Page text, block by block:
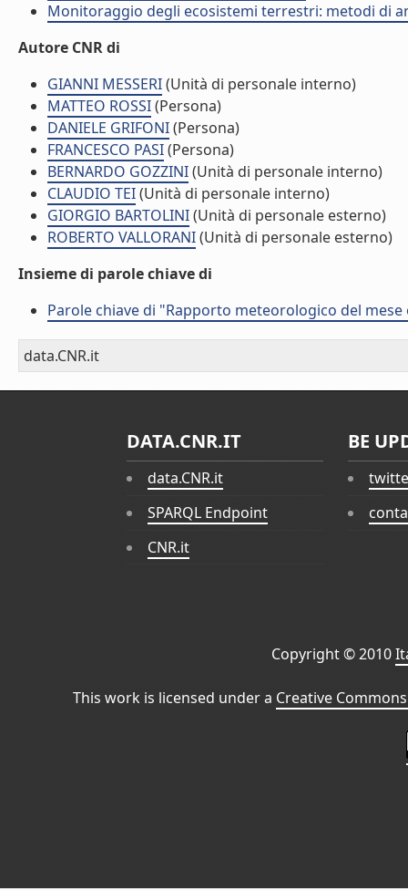
Monitoraggio degli ecosistemi terrestri: metodi di
Autore CNR di
GIANNI MESSERI(Unità di personale interno)
MATTEO ROSSI(Persona)
DANIELE GRIFONI(Persona)
FRANCESCO PASI(Persona)
BERNARDO GOZZINI(Unità di personale interno)
CLAUDIO TEI(Unità di personale interno)
GIORGIO BARTOLINI(Unità di personale esterno)
ROBERTO VALLORANI(Unità di personale esterno)
Insieme di parole chiave di
Parole chiave di "Rapporto meteorologico del
data.CNR.it
DATA.CNR.IT
data.CNR.it
SPARQL Endpoint
CNR.it
BE
Copyright © 2010
This work is licensed under a Creative